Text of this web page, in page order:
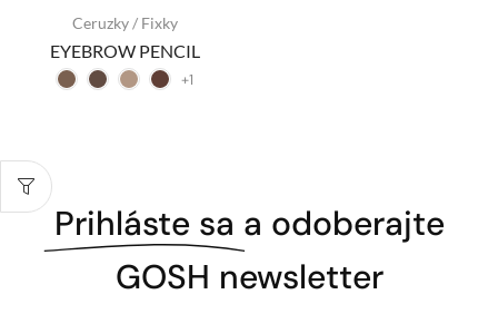
Ceruzky / Fixky
EYEBROW PENCIL
+1
Prihláste sa a odoberajte
GOSH newsletter